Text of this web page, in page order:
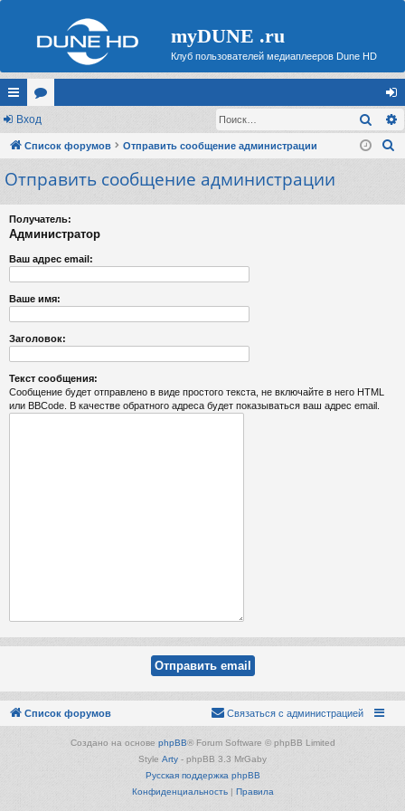
myDUNE .ru
Клуб пользователей медиаплееров Dune HD
с
ы
лк
ор
ум
хо
д
Вход
Список форумов Отправить сообщение администрации
с
Отправить сообщение администрации
Получатель:
Администратор
Ваш адрес email:
Ваше имя:
Заголовок:
Текст сообщения:
Сообщение будет отправлено в виде простого текста, не включайте в него HTML
или BBCode. В качестве обратного адреса будет показываться ваш адрес email.
Список форумов Связаться с администрацией
Создано на основе phpBB® Forum Software © phpBB Limited
Style Arty - phpBB 3.3 MrGaby
Русская поддержка phpBB
Конфиденциальность| Правила